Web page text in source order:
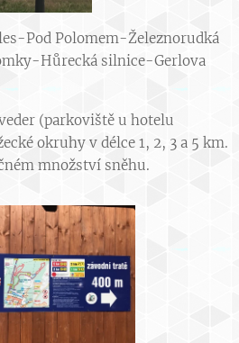
Pod Polomem-Železnorudká
Hůrecká silnice-Gerlova
(parkoviště u hotelu
okruhy v délce 1, 2, 3 a 5 km.
množství sněhu.